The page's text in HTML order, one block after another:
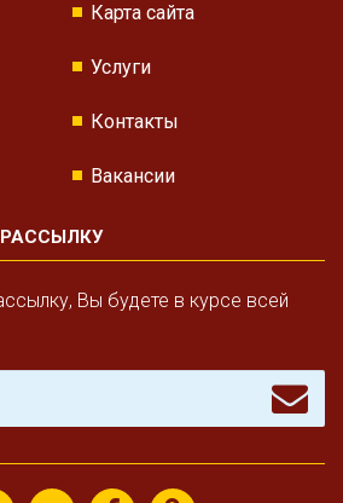
Карта сайта
Услуги
Контакты
Вакансии
Вы будете в курсе всей